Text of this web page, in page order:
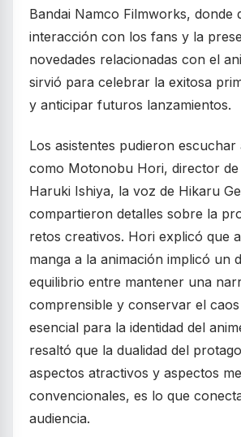
Bandai Namco Filmworks, donde
interacción con los fans y la
novedades relacionadas con el
sirvió para celebrar la exitosa
y anticipar futuros lanzamientos.
Los asistentes pudieron
como Motonobu Hori, director de
Haruki Ishiya, la voz de Hikaru
compartieron detalles sobre la
retos creativos. Hori explicó que
manga a la animación implicó un
equilibrio entre mantener una
comprensible y conservar el
esencial para la identidad del
resaltó que la dualidad del
aspectos atractivos y aspectos
convencionales, es lo que
audiencia.